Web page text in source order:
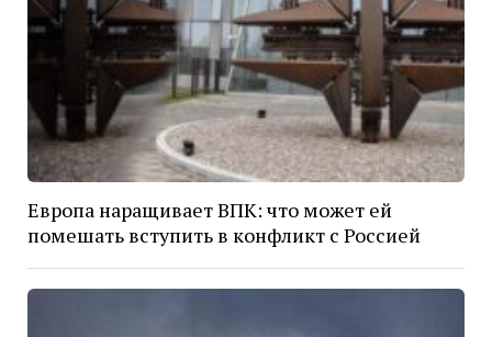
Европа наращивает ВПК: что может ей
помешать вступить в конфликт с Россией